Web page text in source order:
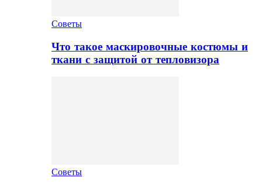
Советы
Что такое маскировочные костюмы и
ткани с защитой от тепловизора
Советы